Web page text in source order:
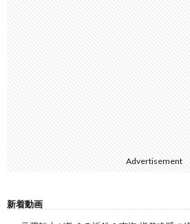
Advertisement
新着動画